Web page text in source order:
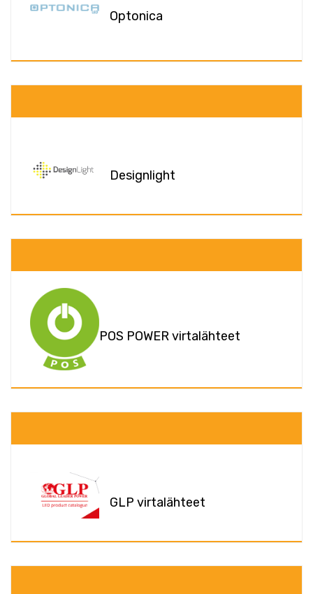
Optonica
Designlight
POS POWER virtalähteet
GLP virtalähteet